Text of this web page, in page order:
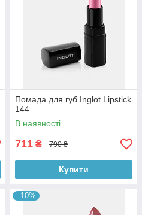
Помада для губ Inglot Lipstick
144
В наявності
711 ₴ 790 ₴
Купити
–10%